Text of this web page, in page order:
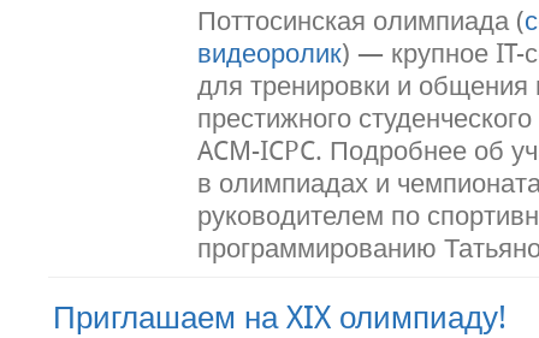
Поттосинская олимпиада (
видеоролик) — крупное IT-
для тренировки и общения
престижного
ACM-ICPC. Подробнее об
в олимпиадах и
руководителем по
программированию
Приглашаем на XIX олимпиаду!